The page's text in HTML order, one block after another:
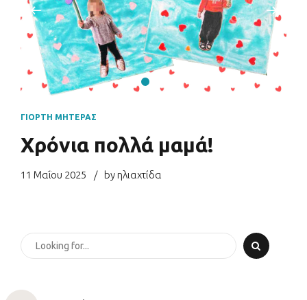
ΓΙΟΡΤΉ ΜΗΤΈΡΑΣ
Χρόνια πολλά μαμά!
11 Μαΐου 2025 by ηλιαχτίδα